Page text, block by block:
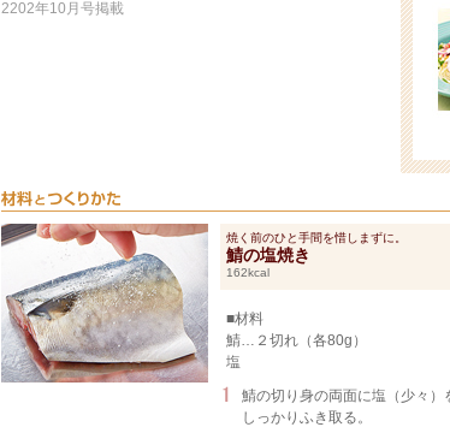
2202年10月号掲載
焼く前のひと手間を惜しまずに。
鯖の塩焼き
162kcal
■材料
鯖…２切れ（各80g）
塩
鯖の切り身の両面に塩（少々
しっかりふき取る。